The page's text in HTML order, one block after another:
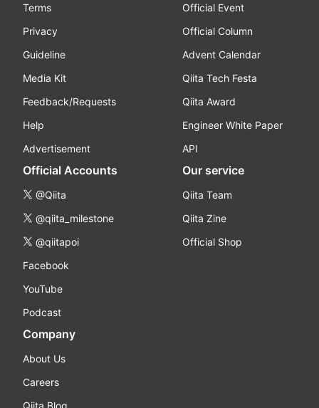
Terms
Privacy
Guideline
Media Kit
Feedback/Requests
Help
Advertisement
Official Event
Official Column
Advent Calendar
Qiita Tech Festa
Qiita Award
Engineer White Paper
API
Official Accounts
@Qiita
@qiita_milestone
@qiitapoi
Facebook
YouTube
Podcast
Our service
Qiita Team
Qiita Zine
Official Shop
Company
About Us
Careers
Qiita Blog